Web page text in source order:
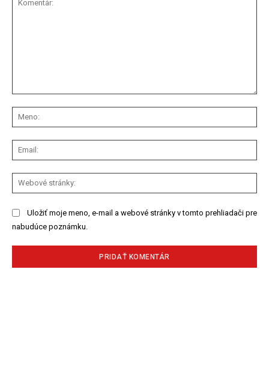
Uložiť moje meno, e-mail a webové stránky v tomto prehliadači pre
nabudúce poznámku.